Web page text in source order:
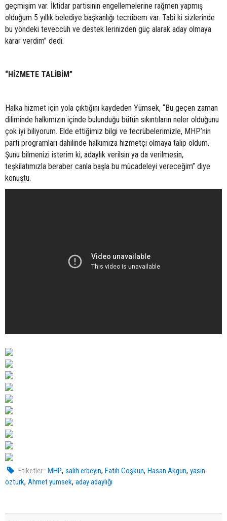
geçmişim var. İktidar partisinin engellemelerine rağmen yapmış
olduğum 5 yıllık belediye başkanlığı tecrübem var. Tabi ki sizlerinde
bu yöndeki teveccüh ve destek lerinizden güç alarak aday olmaya
karar verdim” dedi.
“HİZMETE TALİBİM”
Halka hizmet için yola çıktığını kaydeden Yümsek, “Bu geçen zaman
diliminde halkımızın içinde bulunduğu bütün sıkıntıların neler olduğunu
çok iyi biliyorum. Elde ettiğimiz bilgi ve tecrübelerimizle, MHP’nin
parti programları dahilinde halkımıza hizmetçi olmaya talip oldum.
Şunu bilmenizi isterim ki, adaylık verilsin ya da verilmesin,
teşkilatımızla beraber canla başla bu mücadeleyi vereceğim” diye
konuştu.
Etiketler : MHP,salih erbeyin,Fatih Coşkun,Hasan Akgün,yasin
öztürk, Ahmet yümsek, aday adaylığı